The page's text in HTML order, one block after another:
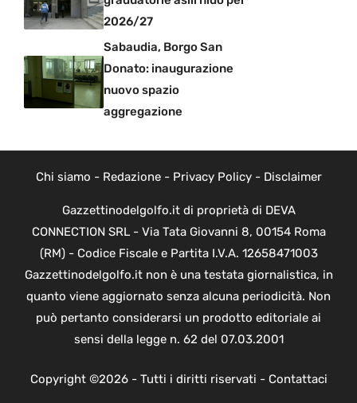
2026/27
Sabaudia, Borgo San
Donato: inaugurazione
nuovo spazio
aggregazione
Chi siamo - Redazione- Privacy Policy- Disclaimer
Gazzettinodelgolfo.it di proprietà di DEVA
CONNECTION SRL - Via Tata Giovanni 8, 00154 Roma
(RM) - Codice Fiscale e Partita I.V.A. 12658471003
Gazzettinodelgolfo.it non è una testata giornalistica, in
quanto viene aggiornato senza alcuna periodicità. Non
può pertanto considerarsi un prodotto editoriale ai
sensi della legge n. 62 del 07.03.2001
Copyright ©2026 - Tutti i diritti riservati - Contattaci